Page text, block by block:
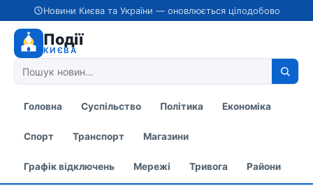
Новини Києва та України — оновлюється цілодобово
Події
КИЄВА
Головна Суспільство Політика Економіка
Спорт Транспорт Магазини
Графік відключень Мережі Тривога Райони